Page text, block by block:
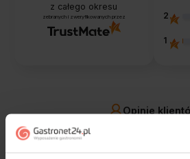
z całego okresu
zebranych i zweryfikowanych przez 2
1
Opinie
Jak zbieramy opinie?